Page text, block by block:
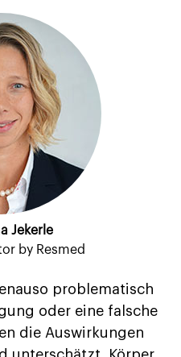
Jekerle
by Resmed
problematisch
oder eine falsche
die Auswirkungen